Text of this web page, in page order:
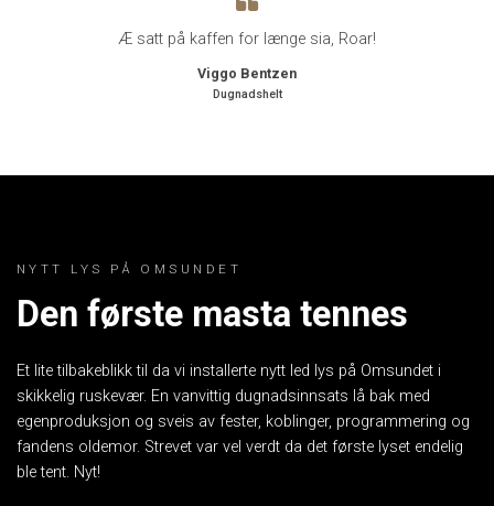
Æ satt på kaffen for længe sia, Roar!
Viggo Bentzen
Dugnadshelt
NYTT LYS PÅ OMSUNDET
Den første masta tennes
Et lite tilbakeblikk til da vi installerte nytt led lys på Omsundet i
skikkelig ruskevær. En vanvittig dugnadsinnsats lå bak med
egenproduksjon og sveis av fester, koblinger, programmering og
fandens oldemor. Strevet var vel verdt da det første lyset endelig
ble tent. Nyt!